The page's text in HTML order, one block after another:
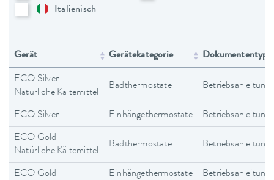
Italienisch
Gerät Gerätekategorie Dokumententyp
ECO Silver
Natürliche Kältemittel
Badthermostate Betriebsanleitung
ECO Silver Einhängethermostate Betriebsanleitung
ECO Gold
Natürliche Kältemittel
Badthermostate Betriebsanleitung
ECO Gold Einhängethermostate Betriebsanleitung